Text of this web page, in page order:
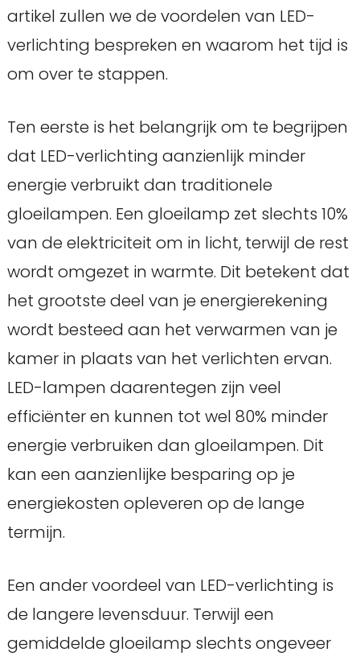
artikel zullen we de voordelen van LED-
verlichting bespreken en waarom het tijd is
om over te stappen.
Ten eerste is het belangrijk om te begrijpen
dat LED-verlichting aanzienlijk minder
energie verbruikt dan traditionele
gloeilampen. Een gloeilamp zet slechts 10%
van de elektriciteit om in licht, terwijl de rest
wordt omgezet in warmte. Dit betekent dat
het grootste deel van je energierekening
wordt besteed aan het verwarmen van je
kamer in plaats van het verlichten ervan.
LED-lampen daarentegen zijn veel
efficiënter en kunnen tot wel 80% minder
energie verbruiken dan gloeilampen. Dit
kan een aanzienlijke besparing op je
energiekosten opleveren op de lange
termijn.
Een ander voordeel van LED-verlichting is
de langere levensduur. Terwijl een
gemiddelde gloeilamp slechts ongeveer